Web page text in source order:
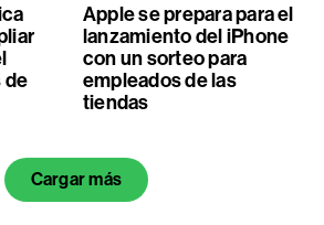
de
Apple se prepara para el
lanzamiento del iPhone
con un sorteo para
empleados de las
tiendas
Cargar más